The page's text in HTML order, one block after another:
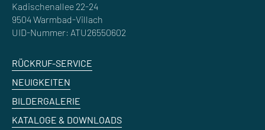
Kadischenallee 22-24
9504 Warmbad-Villach
UID-Nummer: ATU26550602
RÜCKRUF-SERVICE
NEUIGKEITEN
BILDERGALERIE
KATALOGE & DOWNLOADS